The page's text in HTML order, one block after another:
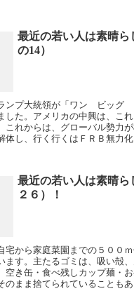
最近の若い人は素晴ら
の14）
ンプ大統領が「ワン ビッグ
た。アメリカの中興は、こ
これからは、グローバル勢力
体し、行く行くはＦＲＢ無力
最近の若い人は素晴ら
２６）！
から家庭菜園までの５００ｍ
ます。主たるゴミは、吸い殻、
空き缶・食べ残しカップ麺・
まま捨てられていることもあ